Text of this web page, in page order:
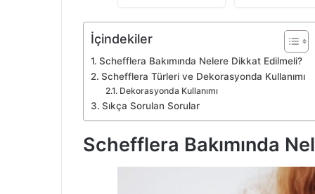
İçindekiler
Schefflera Bakımında Nelere Dikkat Edilmeli?
Schefflera Türleri ve Dekorasyonda Kullanımı
Dekorasyonda Kullanımı
Sıkça Sorulan Sorular
Schefflera Bakımında